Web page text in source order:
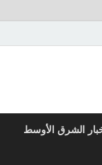
الشرق الأوسط